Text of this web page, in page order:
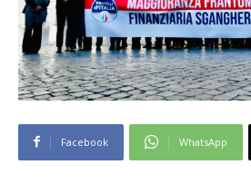
Facebook WhatsApp